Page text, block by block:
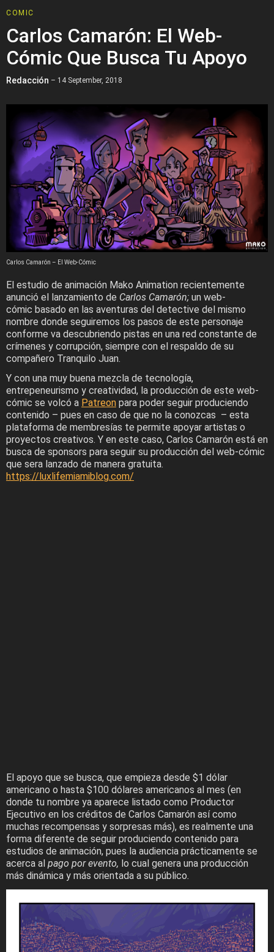
COMIC
Carlos Camarón: El Web-
Cómic Que Busca Tu Apoyo
Redacción – 14 September, 2018
Carlos Camarón – El Web-Cómic
El estudio de animación Mako Animation recientemente
anunció el lanzamiento de Carlos Camarón; un web-
cómic basado en las aventuras del detective del mismo
nombre donde seguiremos los pasos de este personaje
conforme va descubriendo pistas en una red constante de
crímenes y corrupción, siempre con el respaldo de su
compañero Tranquilo Juan.
Y con una muy buena mezcla de tecnología,
entrepeneurismo y creatividad, la producción de este web-
cómic se volcó a Patreon para poder seguir produciendo
contenido – pues en caso de que no la conozcas – esta
plataforma de membresías te permite apoyar artistas o
proyectos creativos. Y en este caso, Carlos Camarón está en
busca de sponsors para seguir su producción del web-cómic
que sera lanzado de manera gratuita.
https://luxlifemiamiblog.com/
El apoyo que se busca, que empieza desde $1 dólar
americano o hasta $100 dólares americanos al mes (en
donde tu nombre ya aparece listado como Productor
Ejecutivo en los créditos de Carlos Camarón así como
muchas recompensas y sorpresas más), es realmente una
forma diferente de seguir produciendo contenido para
estudios de animación, pues la audiencia prácticamente se
acerca al pago por evento, lo cual genera una producción
más dinámica y más orientada a su público.